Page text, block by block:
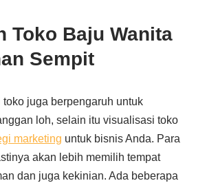
Toko Baju Wanita
Sempit
juga berpengaruh untuk
loh, selain itu visualisasi toko
marketing untuk bisnis Anda. Para
akan lebih memilih tempat
dan juga kekinian. Ada beberapa